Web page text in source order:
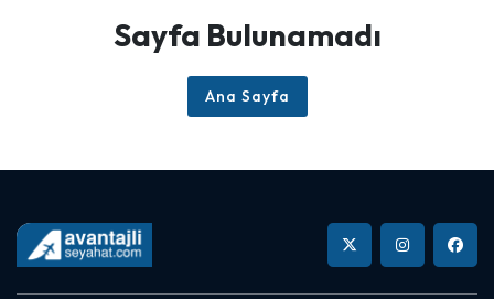
Sayfa Bulunamadı
Ana Sayfa